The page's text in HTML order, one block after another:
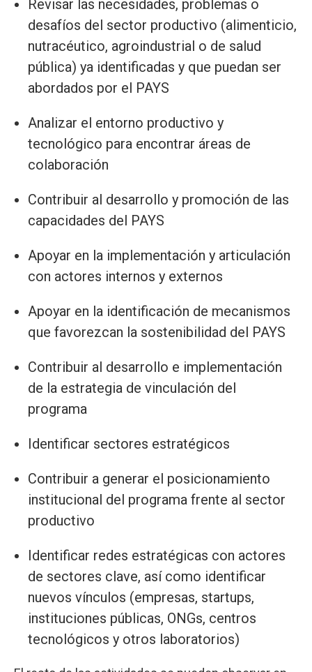
Revisar las necesidades, problemas o
desafíos del sector productivo (alimenticio,
nutracéutico, agroindustrial o de salud
pública) ya identificadas y que puedan ser
abordados por el PAYS
Analizar el entorno productivo y
tecnológico para encontrar áreas de
colaboración
Contribuir al desarrollo y promoción de las
capacidades del PAYS
Apoyar en la implementación y articulación
con actores internos y externos
Apoyar en la identificación de mecanismos
que favorezcan la sostenibilidad del PAYS
Contribuir al desarrollo e implementación
de la estrategia de vinculación del
programa
Identificar sectores estratégicos
Contribuir a generar el posicionamiento
institucional del programa frente al sector
productivo
Identificar redes estratégicas con actores
de sectores clave, así como identificar
nuevos vínculos (empresas, startups,
instituciones públicas, ONGs, centros
tecnológicos y otros laboratorios)